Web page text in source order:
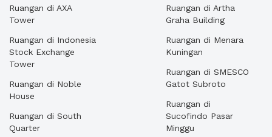
Ruangan di AXA
Tower
Ruangan di Indonesia
Stock Exchange
Tower
Ruangan di Noble
House
Ruangan di South
Quarter
Ruangan di Artha
Graha Building
Ruangan di Menara
Kuningan
Ruangan di SMESCO
Gatot Subroto
Ruangan di
Sucofindo Pasar
Minggu